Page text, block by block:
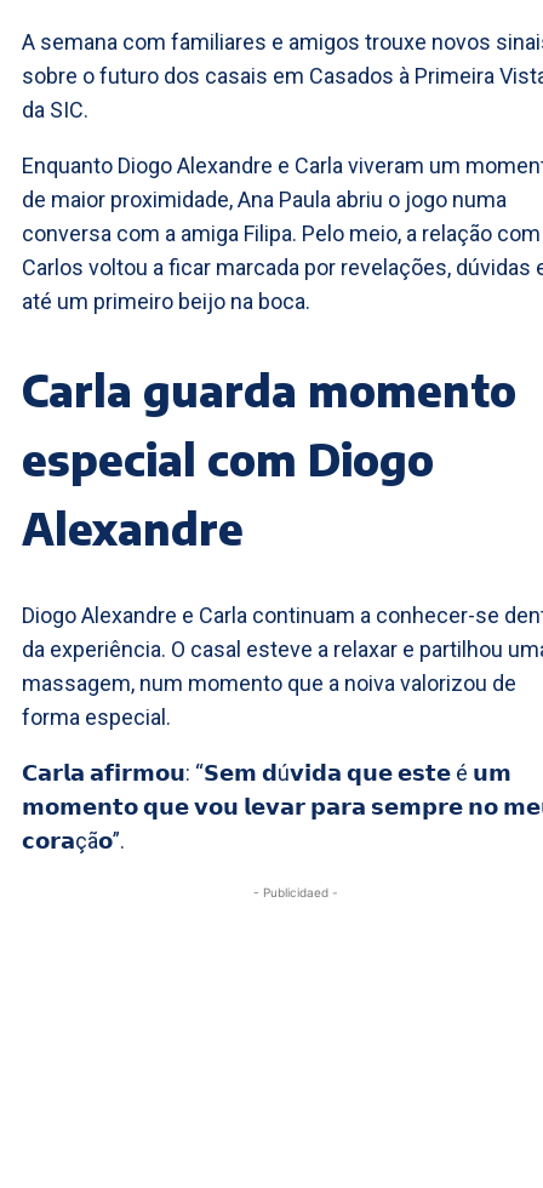
A semana com familiares e amigos trouxe novos
sobre o futuro dos casais em Casados à Primeira
da SIC.
Enquanto Diogo Alexandre e Carla viveram um
de maior proximidade, Ana Paula abriu o jogo numa
conversa com a amiga Filipa. Pelo meio, a relação com
Carlos voltou a ficar marcada por revelações, dúvidas
até um primeiro beijo na boca.
Carla guarda momento
especial com Diogo
Alexandre
Diogo Alexandre e Carla continuam a conhecer-se
da experiência. O casal esteve a relaxar e partilhou
massagem, num momento que a noiva valorizou de
forma especial.
𝗖𝗮𝗿𝗹𝗮 𝗮𝗳𝗶𝗿𝗺𝗼𝘂: “𝗦𝗲𝗺 𝗱ú𝘃𝗶𝗱𝗮 𝗾𝘂𝗲 𝗲𝘀𝘁𝗲 é 𝘂𝗺
𝗺𝗼𝗺𝗲𝗻𝘁𝗼 𝗾𝘂𝗲 𝘃𝗼𝘂 𝗹𝗲𝘃𝗮𝗿 𝗽𝗮𝗿𝗮 𝘀𝗲𝗺𝗽𝗿𝗲 𝗻𝗼
𝗰𝗼𝗿𝗮çã𝗼”.
- Publicidaed -